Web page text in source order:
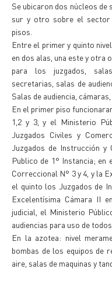
Se ubicaron dos núcleos
sur y otro sobre el sector
pisos.
Entre el primer y quinto
en dos alas, una este y otra
para los juzgados,
secretarias, salas de
Salas de audiencia,
En el primer piso
1,2 y 3, y el Ministerio
Juzgados Civiles y
Juzgados de Instrucción
Publico de 1° Instancia;
Correccional N° 3 y 4, y la
el quinto los Juzgados de
Excelentísima Cámara II
judicial, el Ministerio
audiencias para uso de
En la azotea: nivel
bombas de los equipos de
aire, salas de maquinas y